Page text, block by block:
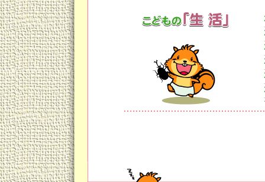
「あっ、ママに信頼されているの
相手が幼いだけに、言うことを
必要です。
時には賢く女優さんを演じてみま